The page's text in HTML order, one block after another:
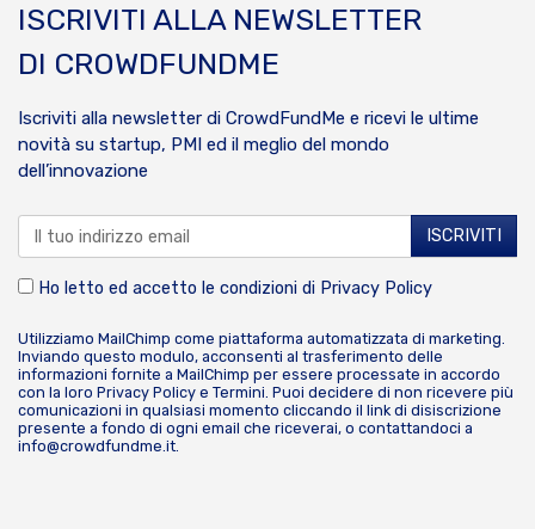
ISCRIVITI ALLA NEWSLETTER
DI CROWDFUNDME
Iscriviti alla newsletter di CrowdFundMe e ricevi le ultime
novità su startup, PMI ed il meglio del mondo
dell’innovazione
Ho letto ed accetto le condizioni di Privacy Policy
Utilizziamo MailChimp come piattaforma automatizzata di marketing.
Inviando questo modulo, acconsenti al trasferimento delle
informazioni fornite a MailChimp per essere processate in accordo
con la loro Privacy Policy e Termini. Puoi decidere di non ricevere più
comunicazioni in qualsiasi momento cliccando il link di disiscrizione
presente a fondo di ogni email che riceverai, o contattandoci a
info@crowdfundme.it.